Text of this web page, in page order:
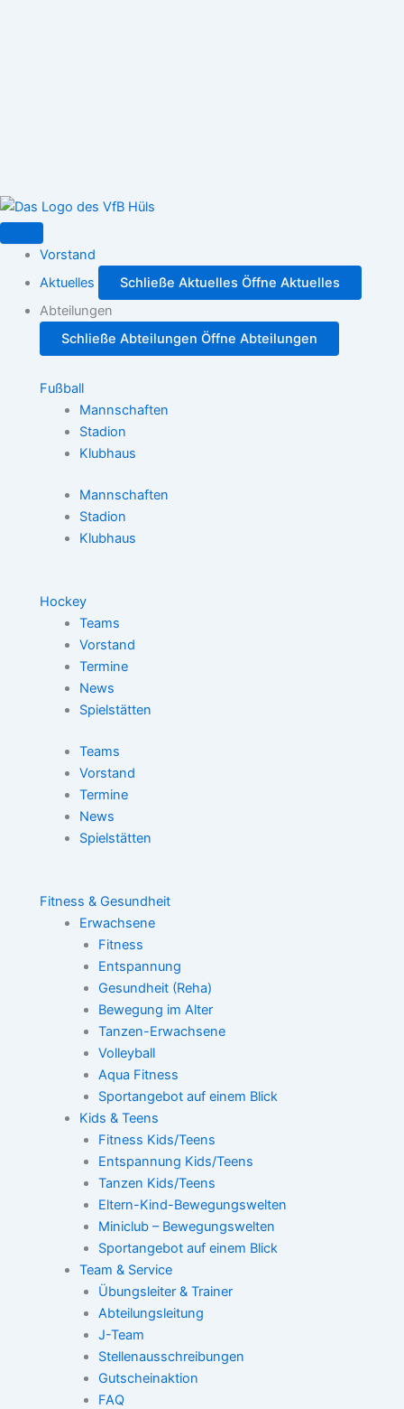
Vorstand
Aktuelles
Schließe Aktuelles Öffne Aktuelles
Abteilungen
Schließe Abteilungen Öffne Abteilungen
Fußball
Mannschaften
Stadion
Klubhaus
Mannschaften
Stadion
Klubhaus
Hockey
Teams
Vorstand
Termine
News
Spielstätten
Teams
Vorstand
Termine
News
Spielstätten
Fitness & Gesundheit
Erwachsene
Fitness
Entspannung
Gesundheit (Reha)
Bewegung im Alter
Tanzen-Erwachsene
Volleyball
Aqua Fitness
Sportangebot auf einem Blick
Kids & Teens
Fitness Kids/Teens
Entspannung Kids/Teens
Tanzen Kids/Teens
Eltern-Kind-Bewegungswelten
Miniclub – Bewegungswelten
Sportangebot auf einem Blick
Team & Service
Übungsleiter & Trainer
Abteilungsleitung
J-Team
Stellenausschreibungen
Gutscheinaktion
FAQ